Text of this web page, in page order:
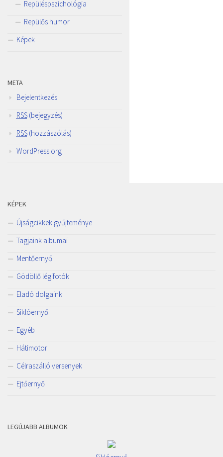
Repüléspszichológia
Repülős humor
Képek
META
Bejelentkezés
RSS (bejegyzés)
RSS (hozzászólás)
WordPress.org
KÉPEK
Újságcikkek gyűjteménye
Tagjaink albumai
Mentőernyő
Gödöllő légifotók
Eladó dolgaink
Siklóernyő
Egyéb
Hátimotor
Célraszálló versenyek
Ejtőernyő
LEGÚJABB ALBUMOK